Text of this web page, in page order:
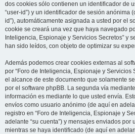
dos cookies sólo contienen un identificador de
“user-id”) y un identificador de sesión anónima
id”), automáticamente asignada a usted por el
cookie se creará una vez que haya navegado
Inteligencia, Espionaje y Servicios Secretos” y
han sido leídos, con objeto de optimizar su
Además podemos crear cookies externas al
por “Foro de Inteligencia, Espionaje y Servicios
el alcance de este documento que solamente
por el software phpBB. La segunda vía
información es mediante lo que usted envía.
envíos como usuario anónimo (de aquí en
registro en “Foro de Inteligencia, Espionaje y
adelante “su cuenta”) y mensajes enviados por
mientras se haya identificado (de aquí en